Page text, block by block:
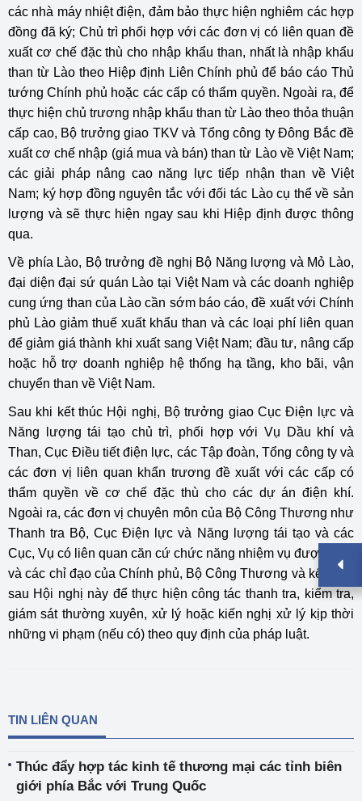
các nhà máy nhiệt điện, đảm bảo thực hiện nghiêm các hợp
đồng đã ký; Chủ trì phối hợp với các đơn vị có liên quan đề
xuất cơ chế đặc thù cho nhập khẩu than, nhất là nhập khẩu
than từ Lào theo Hiệp định Liên Chính phủ để báo cáo Thủ
tướng Chính phủ hoặc các cấp có thẩm quyền. Ngoài ra, để
thực hiện chủ trương nhập khẩu than từ Lào theo thỏa thuận
cấp cao, Bộ trưởng giao TKV và Tổng công ty Đông Bắc đề
xuất cơ chế nhập (giá mua và bán) than từ Lào về Việt Nam;
các giải pháp nâng cao năng lực tiếp nhận than về Việt
Nam; ký hợp đồng nguyên tắc với đối tác Lào cụ thể về sản
lượng và sẽ thực hiện ngay sau khi Hiệp định được thông
qua.
Về phía Lào, Bộ trưởng đề nghị Bộ Năng lượng và Mỏ Lào,
đại diện đại sứ quán Lào tại Việt Nam và các doanh nghiệp
cung ứng than của Lào cần sớm báo cáo, đề xuất với Chính
phủ Lào giảm thuế xuất khẩu than và các loại phí liên quan
để giảm giá thành khi xuất sang Việt Nam; đầu tư, nâng cấp
hoặc hỗ trợ doanh nghiệp hệ thống hạ tầng, kho bãi, vận
chuyển than về Việt Nam.
Sau khi kết thúc Hội nghị, Bộ trưởng giao Cục Điện lực và
Năng lượng tái tạo chủ trì, phối hợp với Vụ Dầu khí và
Than, Cục Điều tiết điện lực, các Tập đoàn, Tổng công ty và
các đơn vị liên quan khẩn trương đề xuất với các cấp có
thẩm quyền về cơ chế đặc thù cho các dự án điện khí.
Ngoài ra, các đơn vị chuyên môn của Bộ Công Thương như
Thanh tra Bộ, Cục Điện lực và Năng lượng tái tạo và các
Cục, Vụ có liên quan căn cứ chức năng nhiệm vụ được giao
và các chỉ đạo của Chính phủ, Bộ Công Thương và kết luận
sau Hội nghị này để thực hiện công tác thanh tra, kiểm tra,
giám sát thường xuyên, xử lý hoặc kiến nghị xử lý kịp thời
những vi phạm (nếu có) theo quy định của pháp luật.
TIN LIÊN QUAN
Thúc đẩy hợp tác kinh tế thương mại các tỉnh biên
giới phía Bắc với Trung Quốc